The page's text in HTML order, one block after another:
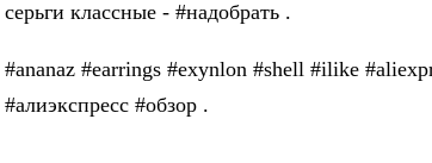
серьги классные - #надобрать .
#ananaz #earrings #exynlon #shell #ilike
#алиэкспресс #обзор .